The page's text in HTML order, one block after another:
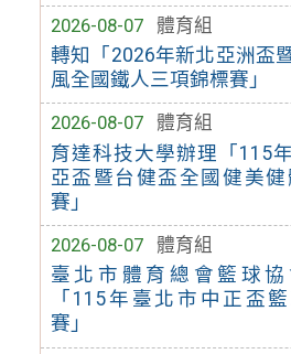
2026-08-07
體育組
轉知「2026年新北亞洲盃
風全國鐵人三項錦標賽」
2026-08-07
體育組
育達科技大學辦理「115
亞盃暨台健盃全國健美健
賽」
2026-08-07
體育組
臺北市體育總會籃球協
「115年臺北市中正盃
賽」